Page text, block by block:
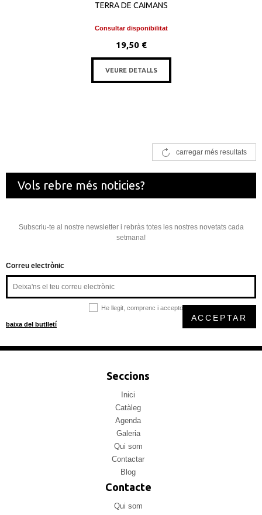
TERRA DE CAIMANS
Consultar disponibilitat
19,50 €
VEURE DETALLS
carregar més resultats
Vols rebre més noticies?
Subscriu-te al nostre newsletter i rebràs totes les nostres novetats cada
setmana!
Correu electrònic
He llegit, comprenc i accepto la
baixa del butlletí
ACCEPTAR
Seccions
Inici
Catàleg
Agenda
Galeria
Qui som
Contactar
Blog
Contacte
Qui som